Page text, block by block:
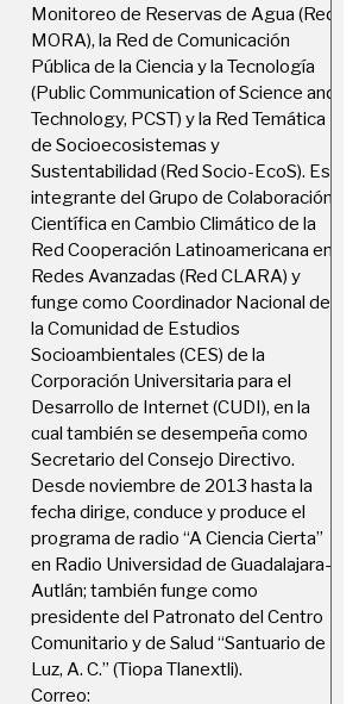
Monitoreo de Reservas de Agua (Red
MORA), la Red de Comunicación
Pública de la Ciencia y la Tecnología
(Public Communication of Science and
Technology, PCST) y la Red Temática
de Socioecosistemas y
Sustentabilidad (Red Socio-EcoS). Es
integrante del Grupo de Colaboración
Científica en Cambio Climático de la
Red Cooperación Latinoamericana en
Redes Avanzadas (Red CLARA) y
funge como Coordinador Nacional de
la Comunidad de Estudios
Socioambientales (CES) de la
Corporación Universitaria para el
Desarrollo de Internet (CUDI), en la
cual también se desempeña como
Secretario del Consejo Directivo.
Desde noviembre de 2013 hasta la
fecha dirige, conduce y produce el
programa de radio “A Ciencia Cierta”
en Radio Universidad de Guadalajara-
Autlán; también funge como
presidente del Patronato del Centro
Comunitario y de Salud “Santuario de
Luz, A. C.” (Tiopa Tlanextli).
Correo: